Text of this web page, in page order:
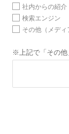
社内からの紹介
検索エンジン
その他（メディ
※上記で「その他